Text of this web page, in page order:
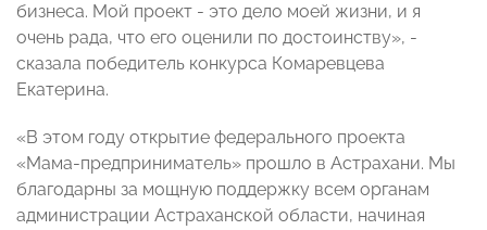
бизнеса. Мой проект - это дело моей жизни, и я
очень рада, что его оценили по достоинству», -
сказала победитель конкурса Комаревцева
Екатерина.
«В этом году открытие федерального проекта
«Мама-предприниматель» прошло в Астрахани. Мы
благодарны за мощную поддержку всем органам
администрации Астраханской области, начиная